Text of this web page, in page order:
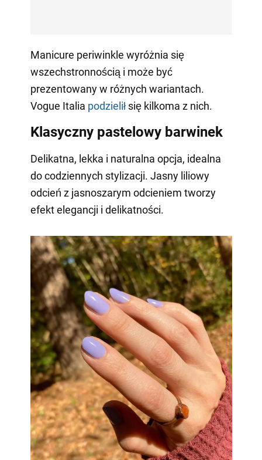
Manicure periwinkle wyróżnia się
wszechstronnością i może być
prezentowany w różnych wariantach.
Vogue Italia podzieliłsię kilkoma z nich.
Klasyczny pastelowy barwinek
Delikatna, lekka i naturalna opcja, idealna
do codziennych stylizacji. Jasny liliowy
odcień z jasnoszarym odcieniem tworzy
efekt elegancji i delikatności.